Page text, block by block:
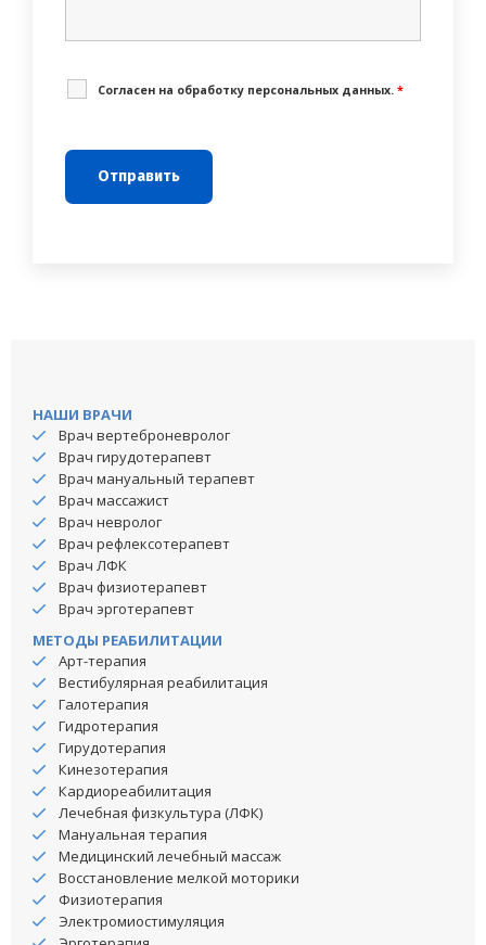
Cогласен на обработку персональных данных. *
НАШИ ВРАЧИ
Врач вертеброневролог
Врач гирудотерапевт
Врач мануальный терапевт
Врач массажист
Врач невролог
Врач рефлексотерапевт
Врач ЛФК
Врач физиотерапевт
Врач эрготерапевт
МЕТОДЫ РЕАБИЛИТАЦИИ
Арт-терапия
Вестибулярная реабилитация
Галотерапия
Гидротерапия
Гирудотерапия
Кинезотерапия
Кардиореабилитация
Лечебная физкультура (ЛФК)
Мануальная терапия
Медицинский лечебный массаж
Восстановление мелкой моторики
Физиотерапия
Электромиостимуляция